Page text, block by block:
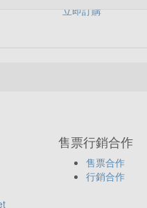
立即訂購
售票行銷合作
售票合作
行銷合作